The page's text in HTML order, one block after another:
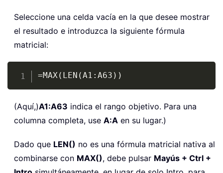
Seleccione una celda vacía en la que desee mostrar
el resultado e introduzca la siguiente fórmula
matricial:
=MAX(LEN(A1:A63))
(Aquí,)A1:A63 indica el rango objetivo. Para una
columna completa, use A:A en su lugar.)
Dado que LEN() no es una fórmula matricial nativa al
combinarse con MAX(), debe pulsar Mayús + Ctrl +